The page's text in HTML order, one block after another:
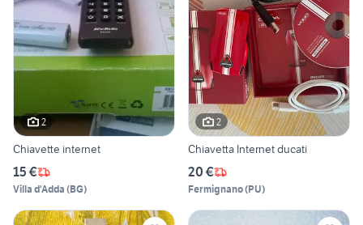
2
Chiavette internet
15 €
Villa d'Adda (BG)
2
Chiavetta Internet ducati
20 €
Fermignano(PU)